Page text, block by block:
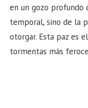
en un gozo profundo
temporal, sino de la
otorgar. Esta paz es
tormentas más